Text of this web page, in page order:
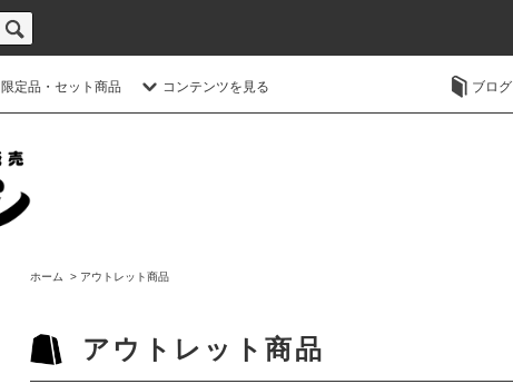
限定品・セット商品 コンテンツを見る ブログ
ホーム > アウトレット商品
アウトレット商品